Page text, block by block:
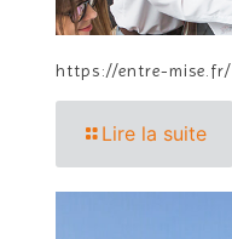
https://entre-mise.fr/
Lire la suite